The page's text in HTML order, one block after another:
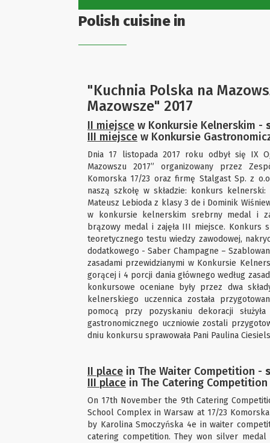
Polish cuisine in
"Kuchnia Polska na
Mazowsze" 2017
II miejsce w Konkursie Kelnerskim -
III miejsce w Konkursie
Dnia 17 listopada 2017 roku odbył się IX
Mazowszu 2017” organizowany przez
Komorska 17/23 oraz firmę Stalgast Sp. z
naszą szkołę w składzie: konkurs
Mateusz Lebioda z klasy 3 de i Dominik
w konkursie kelnerskim srebrny medal i
brązowy medal i zajęła III miejsce. Konkurs
teoretycznego testu wiedzy zawodowej,
dodatkowego - Saber Champagne –
zasadami przewidzianymi w Konkursie
gorącej i 4 porcji dania głównego według
konkursowe oceniane były przez dwa
kelnerskiego uczennica została
pomocą przy pozyskaniu dekoracji
gastronomicznego uczniowie zostali
dniu konkursu sprawowała Pani Paulina
II place in The Waiter Competition -
III place in The Catering
On 17th November the 9th Catering
School Complex in Warsaw at 17/23
by Karolina Smoczyńska 4e in waiter
catering competition. They won silver